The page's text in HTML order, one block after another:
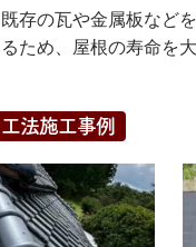
存の瓦や金属板など
ため、屋根の寿命を
法施工事例